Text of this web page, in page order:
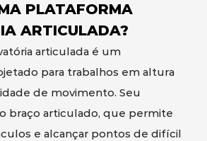
PLATAFORMA
ARTICULADA?
articulada é um
para trabalhos em altura
de movimento. Seu
braço articulado, que permite
e alcançar pontos de difícil